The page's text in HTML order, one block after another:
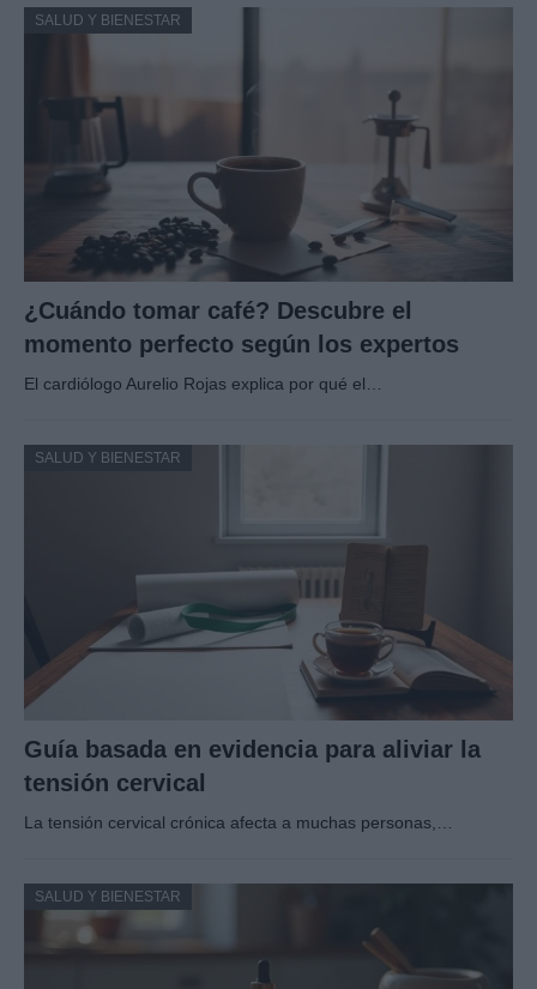
SALUD Y BIENESTAR
¿Cuándo tomar café? Descubre el
momento perfecto según los expertos
El cardiólogo Aurelio Rojas explica por qué el…
SALUD Y BIENESTAR
Guía basada en evidencia para aliviar la
tensión cervical
La tensión cervical crónica afecta a muchas personas,…
SALUD Y BIENESTAR